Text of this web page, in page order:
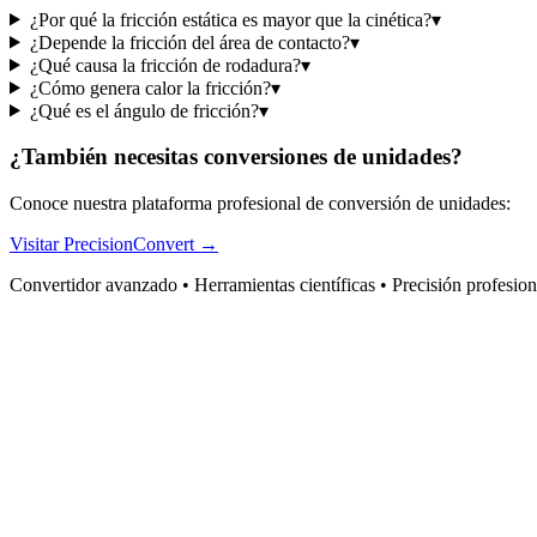
¿Por qué la fricción estática es mayor que la cinética?▾
¿Depende la fricción del área de contacto?▾
¿Qué causa la fricción de rodadura?▾
¿Cómo genera calor la fricción?▾
¿Qué es el ángulo de fricción?▾
¿También necesitas conversiones de unidades?
Conoce nuestra plataforma profesional de conversión de unidades:
Visitar PrecisionConvert →
Convertidor avanzado • Herramientas científicas • Precisión